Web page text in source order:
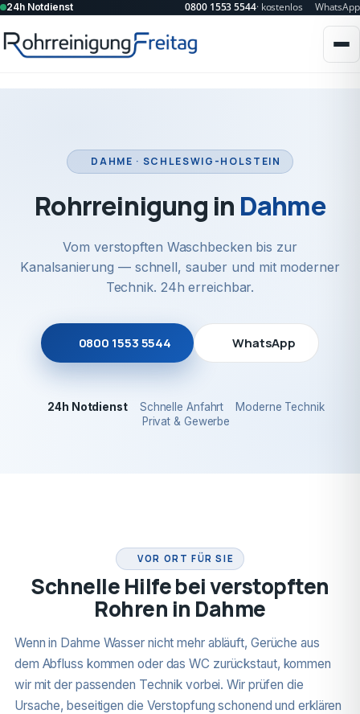
24h Notdienst 0800 1553 5544· kostenlos WhatsApp
DAHME · SCHLESWIG-HOLSTEIN
Rohrreinigung in Dahme
Vom verstopften Waschbecken bis zur
Kanalsanierung — schnell, sauber und mit moderner
Technik. 24h erreichbar.
0800 1553 5544 WhatsApp
24h Notdienst Schnelle Anfahrt
Moderne Technik
Privat & Gewerbe
VOR ORT FÜR SIE
Schnelle Hilfe bei verstopften
Rohren in Dahme
Wenn in Dahme Wasser nicht mehr abläuft, Gerüche aus
dem Abfluss kommen oder das WC zurückstaut, kommen
wir mit der passenden Technik vorbei. Wir prüfen die
Ursache, beseitigen die Verstopfung schonend und erklären